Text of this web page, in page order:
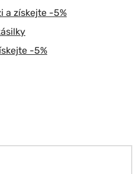
a získejte -5%
-5%